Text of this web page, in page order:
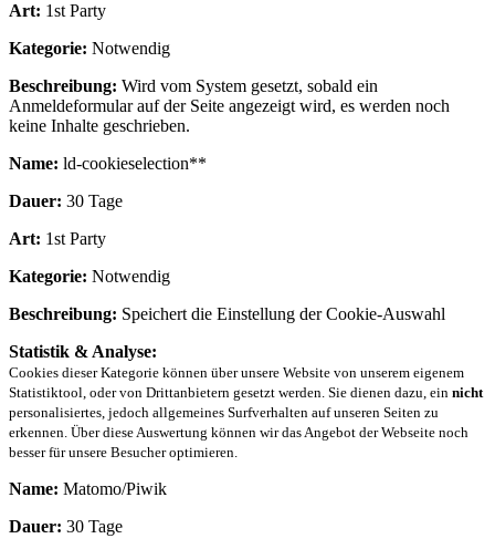
Art: 1st Party
Kategorie: Notwendig
Beschreibung: Wird vom System gesetzt, sobald ein
Anmeldeformular auf der Seite angezeigt wird, es werden noch
keine Inhalte geschrieben.
Name: ld-cookieselection**
Dauer: 30 Tage
Art: 1st Party
Kategorie: Notwendig
Beschreibung: Speichert die Einstellung der Cookie-Auswahl
Statistik & Analyse:
Cookies dieser Kategorie können über unsere Website von unserem eigenem
Statistiktool, oder von Drittanbietern gesetzt werden. Sie dienen dazu, ein nicht
personalisiertes, jedoch allgemeines Surfverhalten auf unseren Seiten zu
erkennen. Über diese Auswertung können wir das Angebot der Webseite noch
besser für unsere Besucher optimieren.
Name: Matomo/Piwik
Dauer: 30 Tage